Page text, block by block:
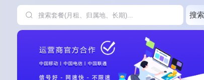
搜索